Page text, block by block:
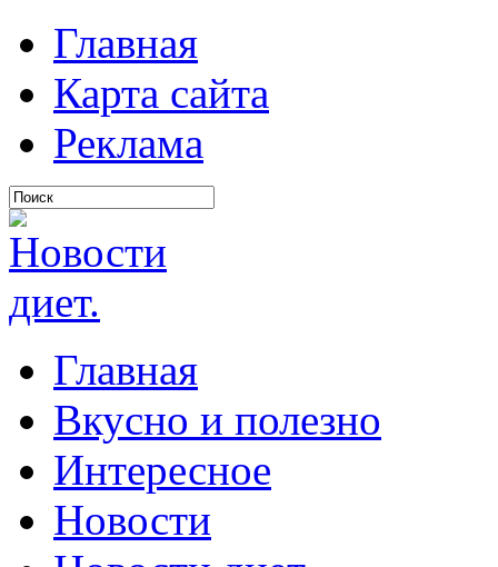
Главная
Карта сайта
Реклама
Главная
Вкусно и полезно
Интересное
Новости